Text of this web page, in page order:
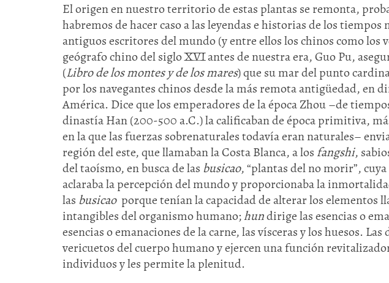
El origen en nuestro territorio de estas plantas se remonta,
habremos de hacer caso a las leyendas e historias de los
antiguos escritores del mundo (y entre ellos los chinos como los
geó­grafo chino del siglo XVI antes de nuestra era, Guo Pu,
(Libro de los montes y de los mares) que su mar del punto
por los navegantes chinos desde la más remota antigüedad, en
América. Dice que los emperadores de la época Zhou –de
dinastía Han (200-500 a.C.) la calificaban de época primitiva,
en la que las fuerzas sobrenaturales todavía eran naturales–
región del este, que llamaban la Costa Blanca, a los fangshi,
del taoísmo, en busca de las busicao, “plantas del no morir”,
aclaraba la percepción del mundo y proporcionaba la
las busicaoporque tenían la capacidad de alterar los elementos
intangibles del organismo humano;hundirige las esencias o
esencias o emanaciones de la carne, las vísceras y los huesos.
vericuetos del cuerpo humano y ejercen una función
individuos y les permite la plenitud.